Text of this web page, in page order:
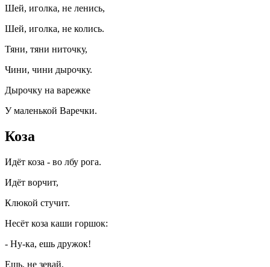
Шей, иголка, не ленись,
Шей, иголка, не колись.
Тяни, тяни ниточку,
Чини, чини дырочку.
Дырочку на варежке
У маленькой Варечки.
Коза
Идёт коза - во лбу рога.
Идёт ворчит,
Клюкой стучит.
Несёт коза каши горшок:
- Ну-ка, ешь дружок!
Ешь, не зевай,